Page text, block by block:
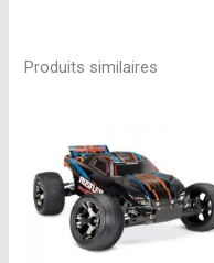
Produits similaires